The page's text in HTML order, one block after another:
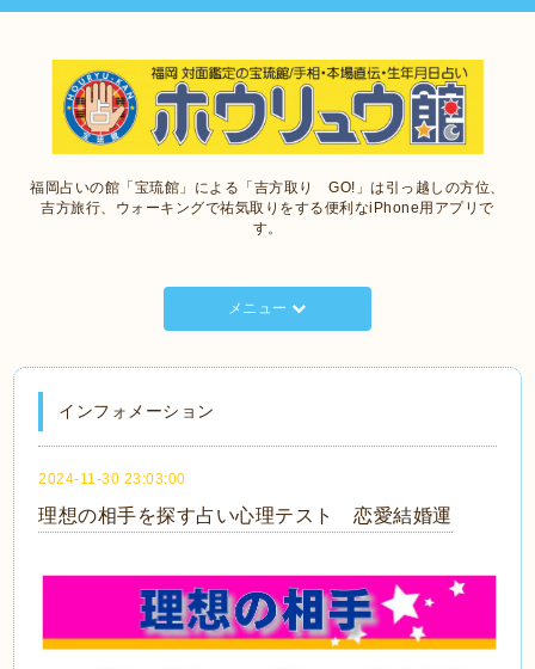
福岡占いの館「宝琉館」による「吉方取り GO!」は引っ越しの方位、
吉方旅行、ウォーキングで祐気取りをする便利なiPhone用アプリで
す。
メニュー
インフォメーション
2024-11-30 23:03:00
理想の相手を探す占い心理テスト 恋愛結婚運